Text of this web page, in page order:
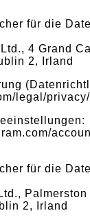
für die
4 Grand
2, Irland
legal/privacy/
für die
2, Irland